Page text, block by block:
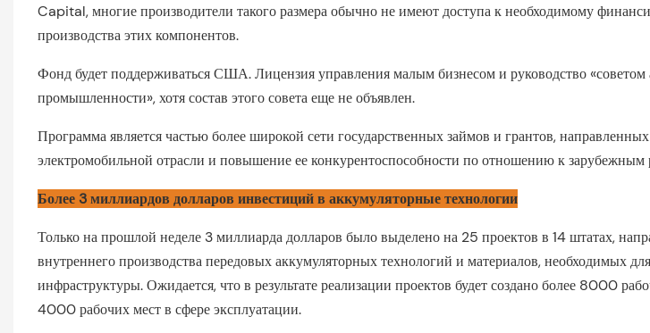
Capital, многие производители такого размера обычно не имеют доступа к необходимому
производства этих компонентов.
Фонд будет поддерживаться США. Лицензия управления малым бизнесом и руководство «советом
промышленности», хотя состав этого совета еще не объявлен.
Программа является частью более широкой сети государственных займов и грантов,
электромобильной отрасли и повышение ее конкурентоспособности по отношению к
Более 3 миллиардов долларов инвестиций в аккумуляторные технологии
Только на прошлой неделе 3 миллиарда долларов было выделено на 25 проектов в 14 штатах,
внутреннего производства передовых аккумуляторных технологий и материалов, необходимых
инфраструктуры. Ожидается, что в результате реализации проектов будет создано более 8000
4000 рабочих мест в сфере эксплуатации.